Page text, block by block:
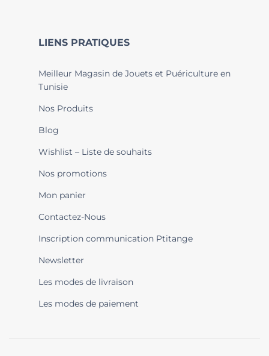
LIENS PRATIQUES
Meilleur Magasin de Jouets et Puériculture en
Tunisie
Nos Produits
Blog
Wishlist – Liste de souhaits
Nos promotions
Mon panier
Contactez-Nous
Inscription communication Ptitange
Newsletter
Les modes de livraison
Les modes de paiement